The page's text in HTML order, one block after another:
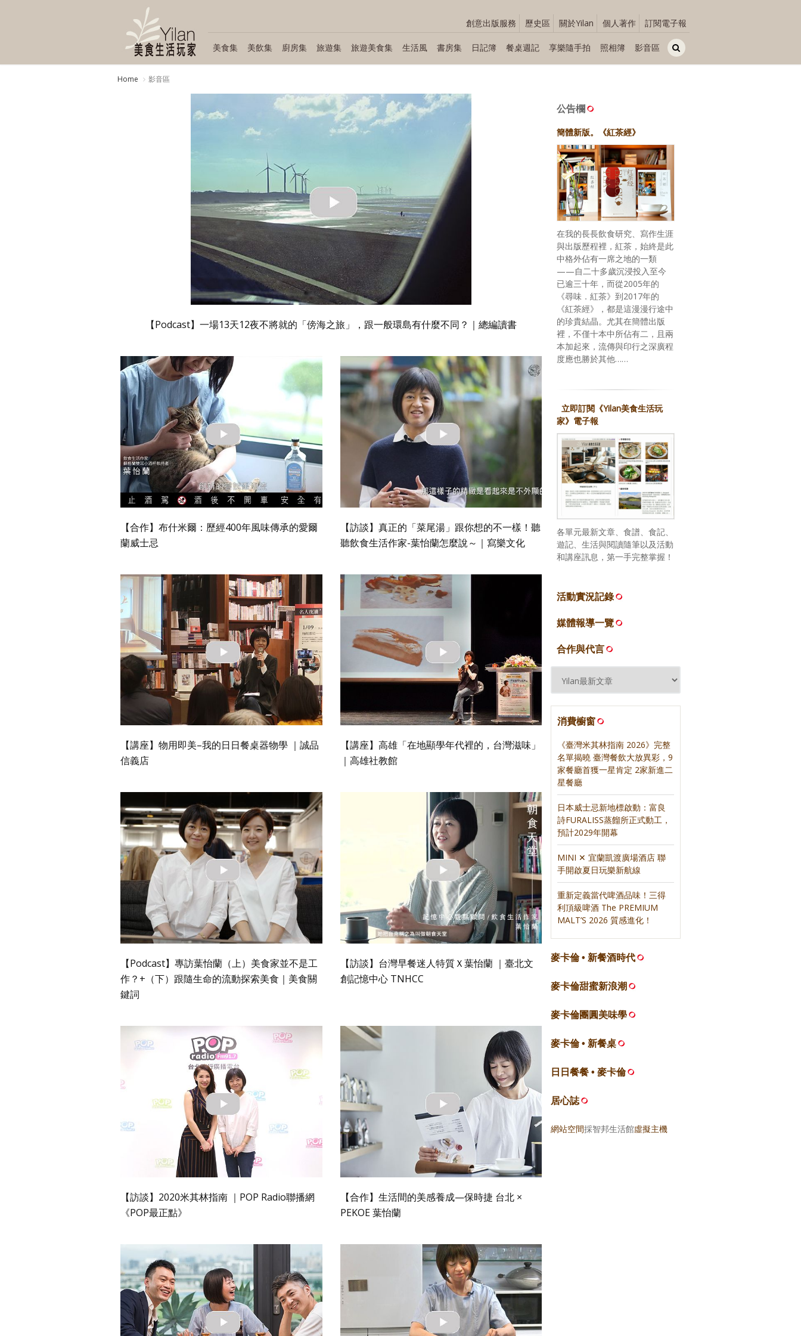
創意出版服務 歷史區 關於Yilan 個人著作 訂閱電子報
美食集 美飲集 廚房集 旅遊集 旅遊美食集 生活風 書房集 日記簿 餐桌週記 享樂隨手拍 照相簿 影音區
Home 影音區
【Podcast】一場13天12夜不將就的「傍海之旅」，跟一般環島有什麼不同？｜總編讀書
【合作】布什米爾：歷經400年風味傳承的愛爾
蘭威士忌
【訪談】真正的「菜尾湯」跟你想的不一樣！聽
聽飲食生活作家-葉怡蘭怎麼說～｜寫樂文化
【講座】物用即美–我的日日餐桌器物學 ｜誠品
信義店
【講座】高雄「在地顯學年代裡的，台灣滋味」
｜高雄社教館
【Podcast】專訪葉怡蘭（上）美食家並不是工
作？+（下）跟隨生命的流動探索美食｜美食關
鍵詞
【訪談】台灣早餐迷人特質Ｘ葉怡蘭 ｜臺北文
創記憶中心 TNHCC
【訪談】2020米其林指南 ｜POP Radio聯播網
《POP最正點》
【合作】生活間的美感養成—保時捷 台北 ×
PEKOE 葉怡蘭
公告欄
簡體新版。《紅茶經》
在我的長長飲食研究、寫作生涯
與出版歷程裡，紅茶，始終是此
中格外佔有一席之地的一類
——自二十多歲沉浸投入至今
已逾三十年，而從2005年的
《尋味．紅茶》到2017年的
《紅茶經》，都是這漫漫行途中
的珍貴結晶。尤其在簡體出版
裡，不僅十本中所佔有二，且兩
本加起來，流傳與印行之深廣程
度應也勝於其他……
立即訂閱《Yilan美食生活玩
家》電子報
各單元最新文章、食譜、食記、
遊記、生活與閱讀隨筆以及活動
和講座訊息，第一手完整掌握！
活動實況記錄
媒體報導一覽
合作與代言
消費櫥窗
《臺灣米其林指南 2026》完整
名單揭曉 臺灣餐飲大放異彩，9
家餐廳首獲一星肯定 2家新進二
星餐廳
日本威士忌新地標啟動：富良
詩FURALISS蒸餾所正式動工，
預計2029年開幕
MINI ✕ 宜蘭凱渡廣場酒店 聯
手開啟夏日玩樂新航線
重新定義當代啤酒品味！三得
利頂級啤酒 The PREMIUM
MALT’S 2026 質感進化！
麥卡倫 • 新餐酒時代
麥卡倫甜蜜新浪潮
麥卡倫團圓美味學
麥卡倫 • 新餐桌
日日餐餐 • 麥卡倫
居心誌
網站空間採智邦生活館虛擬主機